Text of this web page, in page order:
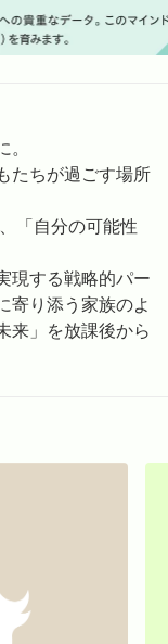
。
たちが過ごす場所
「自分の可能性
現する戦略的パー
寄り添う家族のよ
来」を放課後から